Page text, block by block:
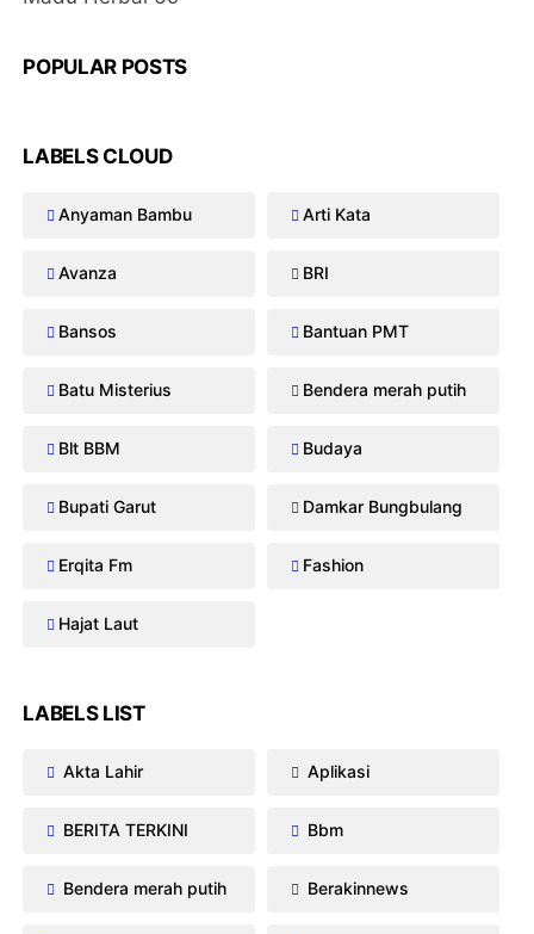
POPULAR POSTS
LABELS CLOUD
Anyaman Bambu Arti Kata
Avanza BRI
Bansos Bantuan PMT
Batu Misterius Bendera merah putih
Blt BBM Budaya
Bupati Garut Damkar Bungbulang
Erqita Fm Fashion
Hajat Laut
LABELS LIST
Akta Lahir Aplikasi
BERITA TERKINI Bbm
Bendera merah putih Berakinnews